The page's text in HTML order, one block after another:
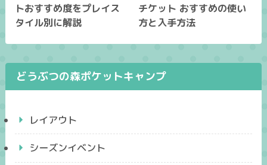
トおすすめ度をプレイス
タイル別に解説
チケット おすすめの使い
方と入手方法
どうぶつの森ポケットキャンプ
レイアウト
シーズンイベント